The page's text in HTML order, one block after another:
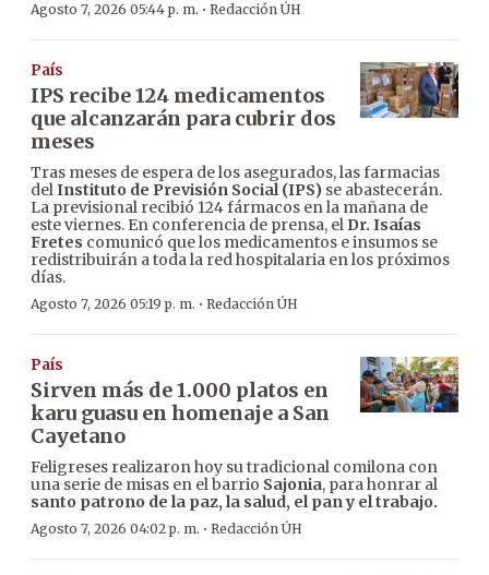
Agosto 7, 2026 05:44 p. m. · Redacción ÚH
País
IPS recibe 124 medicamentos
que alcanzarán para cubrir dos
meses
Tras meses de espera de los asegurados, las farmacias
delInstituto de Previsión Social (IPS) se abastecerán.
La previsional recibió 124 fármacos en la mañana de
este viernes. En conferencia de prensa, el Dr. Isaías
Fretes comunicó que los medicamentos e insumos se
redistribuirán a toda la red hospitalaria en los próximos
días.
Agosto 7, 2026 05:19 p. m. · Redacción ÚH
País
Sirven más de 1.000 platos en
karu guasu en homenaje a San
Cayetano
Feligreses realizaron hoy su tradicional comilona con
una serie de misas en el barrio Sajonia, para honrar al
santo patrono de la paz, la salud, el pan y el trabajo.
Agosto 7, 2026 04:02 p. m. · Redacción ÚH